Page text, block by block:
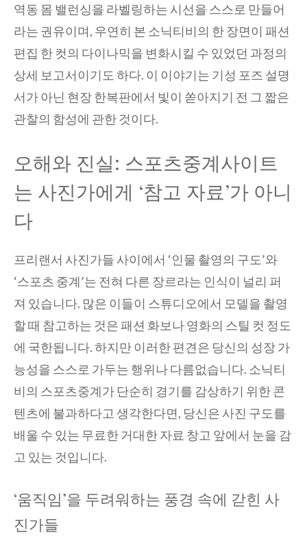
역동 몸 밸런싱을 라벨링하는 시선을 스스로 만들어
라는 권유이며, 우연히 본 소닉티비의 한 장면이 패션
편집 한 컷의 다이나믹을 변화시킬 수 있었던 과정의
상세 보고서이기도 하다. 이 이야기는 기성 포즈 설명
서가 아닌 현장 한복판에서 빛이 쏟아지기 전 그 짧은
관찰의 함성에 관한 것이다.
오해와 진실: 스포츠중계사이트
는 사진가에게 ‘참고 자료’가 아니
다
프리랜서 사진가들 사이에서 ‘인물 촬영의 구도’와
‘스포츠 중계’는 전혀 다른 장르라는 인식이 널리 퍼
져 있습니다. 많은 이들이 스튜디오에서 모델을 촬영
할 때 참고하는 것은 패션 화보나 영화의 스틸 컷 정도
에 국한됩니다. 하지만 이러한 편견은 당신의 성장 가
능성을 스스로 가두는 행위나 다름없습니다. 소닉티
비의 스포츠중계가 단순히 경기를 감상하기 위한 콘
텐츠에 불과하다고 생각한다면, 당신은 사진 구도를
배울 수 있는 무료한 거대한 자료 창고 앞에서 눈을 감
고 있는 것입니다.
‘움직임’을 두려워하는 풍경 속에 갇힌 사
진가들